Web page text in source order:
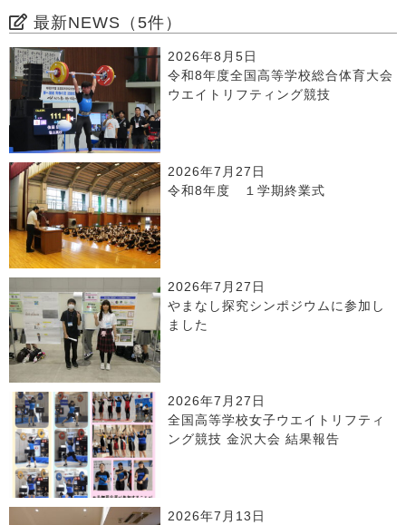
最新NEWS（5件）
2026年8月5日
令和8年度全国高等学校総合体育大会
ウエイトリフティング競技
2026年7月27日
令和8年度 １学期終業式
2026年7月27日
やまなし探究シンポジウムに参加し
ました
2026年7月27日
全国高等学校女子ウエイトリフティ
ング競技 金沢大会 結果報告
2026年7月13日